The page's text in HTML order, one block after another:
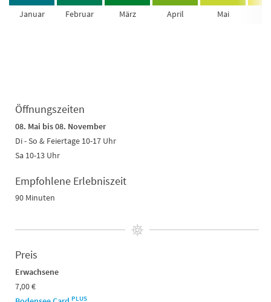
Januar Februar März April Mai
Öffnungszeiten
08. Mai bis 08. November
Di - So & Feiertage 10-17 Uhr
Sa 10-13 Uhr
Empfohlene Erlebniszeit
90 Minuten
Preis
Erwachsene
7,00 €
PLUS